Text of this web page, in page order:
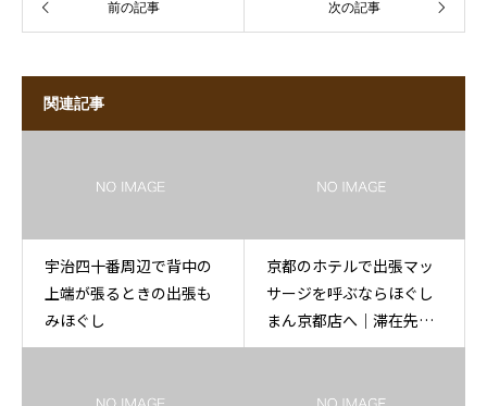
前の記事 次の記事
関連記事
宇治四十番周辺で背中の
上端が張るときの出張も
みほぐし
京都のホテルで出張マッ
サージを呼ぶならほぐし
まん京都店へ｜滞在先で
相談